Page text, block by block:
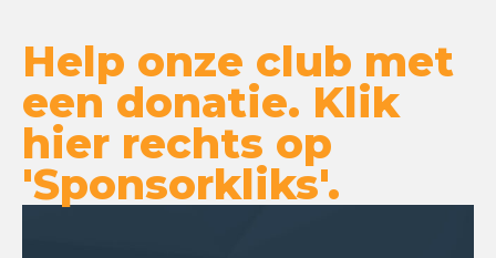
Help onze club met
een donatie. Klik
hier rechts op
'Sponsorkliks'.